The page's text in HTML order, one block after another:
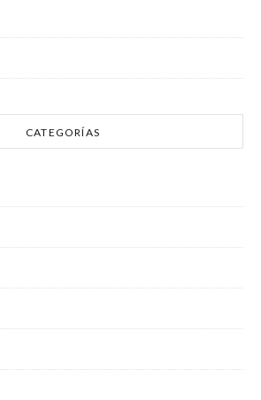
CATEGORÍAS